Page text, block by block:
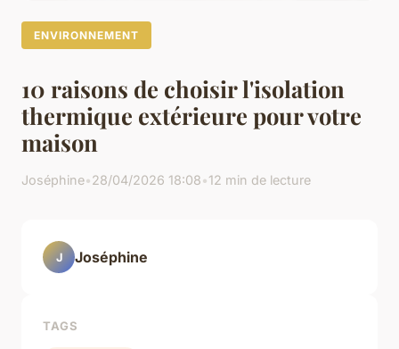
ENVIRONNEMENT
10 raisons de choisir l'isolation
thermique extérieure pour votre
maison
Joséphine•28/04/2026 18:08•12 min de lecture
J Joséphine
TAGS